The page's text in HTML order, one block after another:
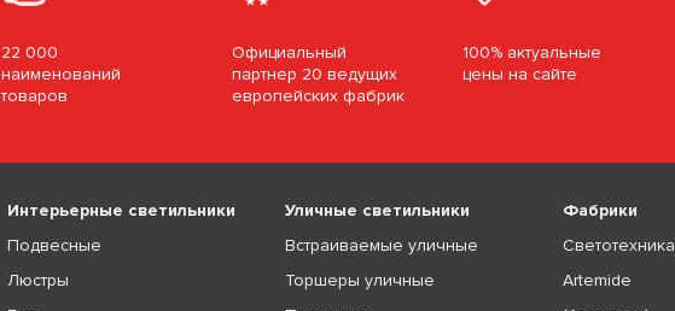
22 000
наименований
товаров
Официальный
партнер 20 ведущих
европейских фабрик
100% актуальные
цены на сайте
Интерьерные светильники
Подвесные
Люстры
Уличные светильники
Встраиваемые уличные
Торшеры уличные
Фабрики
Светотехника
Artemide